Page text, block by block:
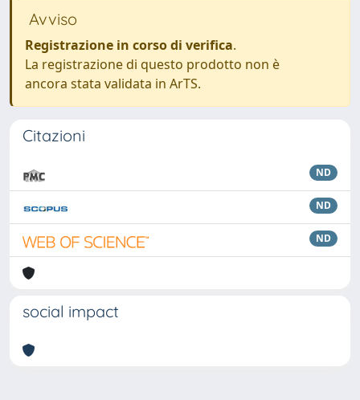
Avviso
Registrazione in corso di verifica.
La registrazione di questo prodotto non è
ancora stata validata in ArTS.
Citazioni
ND
ND
ND
social impact